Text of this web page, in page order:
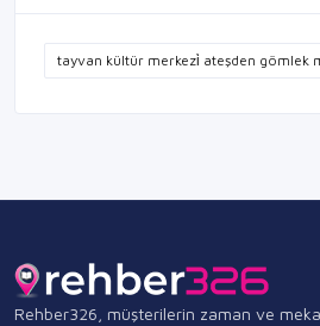
tayvan kültür merkezi̇ ateşden gömlek
Rehber326, müşterilerin zaman ve